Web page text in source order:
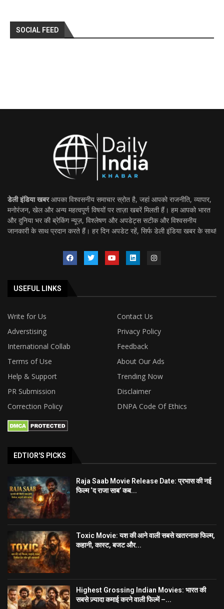
SOCIAL FEED
डेली इंडिया खबरआपका विश्वसनीय समाचार स्रोत है, जहां आपको राजनीति, व्यापार,
मनोरंजन, खेल और अन्य महत्वपूर्ण विषयों पर ताज़ा खबरें मिलती हैं। हम आपको भारत
और दुनिया भर की ब्रेकिंग न्यूज़, विश्लेषण और अपडेट्स सटीक और विश्वसनीय
जानकारी के साथ प्रदान करते हैं। हर दिन अपडेट रहें, सिर्फ डेली इंडिया खबर के साथ!
USEFUL LINKS
Write for Us
Contact Us
Adverstising
Privacy Policy
International Collab
Feedback
Terms of Use
About Our Ads
Help & Support
Trending Now
PR Submission
Disclaimer
Correction Policy
DNPA Code Of Ethics
EDTIOR'S PICKS
Raja Saab Movie Release Date: प्रभास की नई
फिल्म ‘द राजा साब’ कब...
Toxic Movie: यश की आने वाली सबसे खतरनाक फिल्म,
कहानी, कास्ट, बजट और...
Highest Grossing Indian Movies: भारत की
सबसे ज़्यादा कमाई करने वाली फिल्में –...